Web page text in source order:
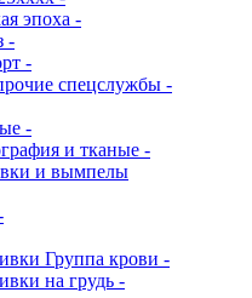
эпоха -
-
-
спецслужбы -
-
и тканые -
и вымпелы
Группа крови -
на грудь -